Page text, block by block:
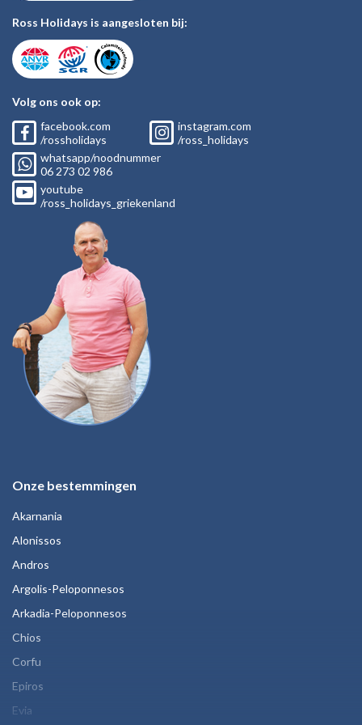
Ross Holidays is aangesloten bij:
Volg ons ook op:
facebook.com
/rossholidays
instagram.com
/ross_holidays
whatsapp/noodnummer
06 273 02 986
youtube
/ross_holidays_griekenland
Onze bestemmingen
Akarnania
Alonissos
Andros
Argolis-Peloponnesos
Arkadia-Peloponnesos
Chios
Corfu
Epiros
Evia